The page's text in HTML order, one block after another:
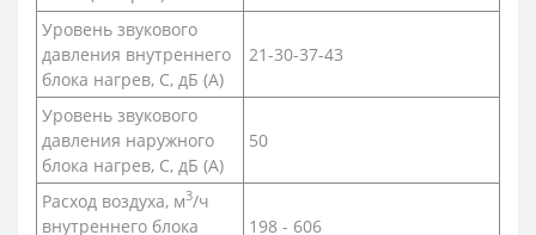
Уровень звукового
давления внутреннего
блока нагрев, С, дБ (А)
21-30-37-43
Уровень звукового
давления наружного
блока нагрев, С, дБ (А)
50
Расход воздуха, м3/ч
внутреннего блока
198 - 606